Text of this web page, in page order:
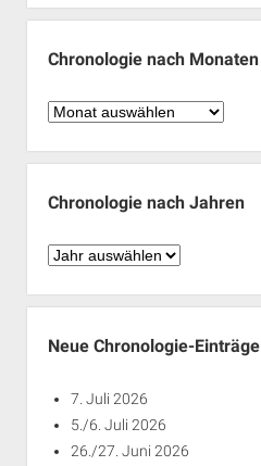
Chronologie nach Monaten
Chronologie
Monaten
Chronologie nach Jahren
Chronologie
Jahren
Neue Chronologie-Einträge
7. Juli 2026
5./6. Juli 2026
26./27. Juni 2026